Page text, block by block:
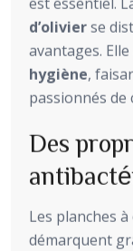
d’olivierse
avantages. Elle
hygiène,
passionnés de
Des
Les planches
démarquent